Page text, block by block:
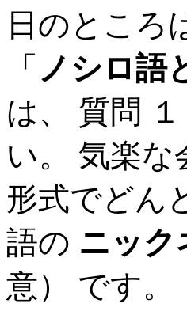
日のところ
「 ノシロ語
は、 質問
い。 気楽な
形式でど
語の ニック
意） です。